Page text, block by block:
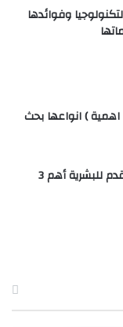
وفوائدها
) انواعها بحث
نيكولا تسلا المخترع الذي قدم للبشرية أهم 3